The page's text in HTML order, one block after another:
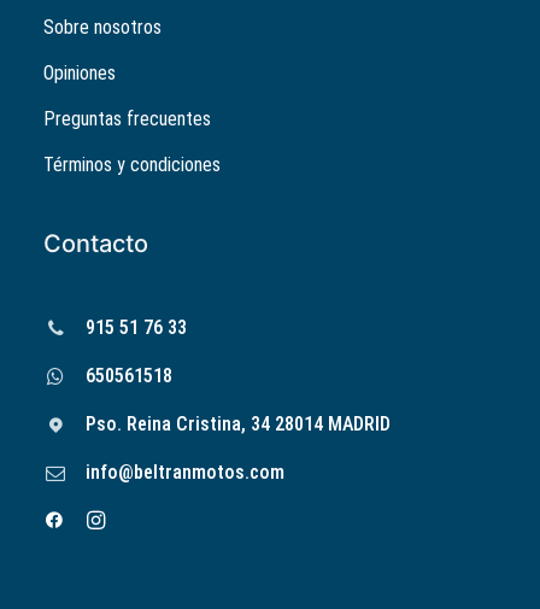
Sobre nosotros
Opiniones
Preguntas frecuentes
Términos y condiciones
Contacto
915 51 76 33
650561518
Pso. Reina Cristina, 34 28014 MADRID
info@beltranmotos.com